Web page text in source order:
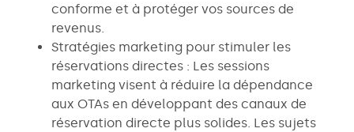
conforme et à protéger vos sources de
revenus.
Stratégies marketing pour stimuler les
réservations directes : Les sessions
marketing visent à réduire la dépendance
aux OTAs en développant des canaux de
réservation directe plus solides. Les sujets